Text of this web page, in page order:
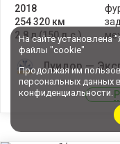
На сайте установлена
файлы "cookie"
Продолжая им
персональных данных
конфиденциальности.
2018
254 320 км
2.8 л (150 л.с.)
Луидор —